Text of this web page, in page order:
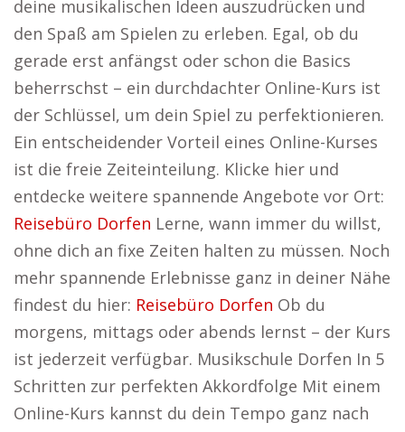
deine musikalischen Ideen auszudrücken und
den Spaß am Spielen zu erleben. Egal, ob du
gerade erst anfängst oder schon die Basics
beherrschst – ein durchdachter Online-Kurs ist
der Schlüssel, um dein Spiel zu perfektionieren.
Ein entscheidender Vorteil eines Online-Kurses
ist die freie Zeiteinteilung. Klicke hier und
entdecke weitere spannende Angebote vor Ort:
Reisebüro Dorfen Lerne, wann immer du willst,
ohne dich an fixe Zeiten halten zu müssen. Noch
mehr spannende Erlebnisse ganz in deiner Nähe
findest du hier: Reisebüro Dorfen Ob du
morgens, mittags oder abends lernst – der Kurs
ist jederzeit verfügbar. Musikschule Dorfen In 5
Schritten zur perfekten Akkordfolge Mit einem
Online-Kurs kannst du dein Tempo ganz nach